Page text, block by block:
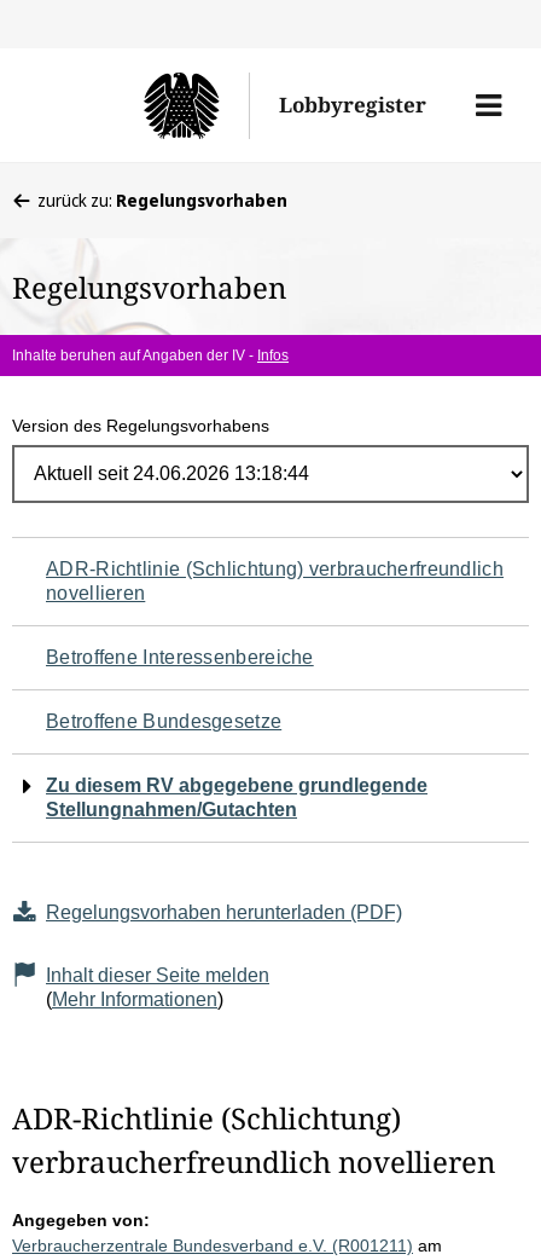
Lobbyregister
Menü
befinden
hier:
zurück zu: Regelungsvorhaben
Regelungsvorhaben
Inhalte beruhen auf Angaben der IV - Infos
Version des Regelungsvorhabens
Navigation
für
den
Seiteninhalt
ADR-Richtlinie (Schlichtung) verbraucherfreundlich
novellieren
Betroffene Interessenbereiche
Betroffene Bundesgesetze
Zu diesem RV abgegebene grundlegende
Stellungnahmen/Gutachten
Regelungsvorhaben herunterladen (PDF)
Inhalt dieser Seite melden
(Mehr Informationen)
ADR-Richtlinie (Schlichtung)
verbraucherfreundlich novellieren
Angegeben von:
Verbraucherzentrale Bundesverband e.V. (R001211) am